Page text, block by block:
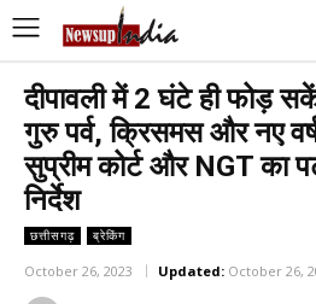
दीपावली में 2 घंटे ही फोड़
गुरु पर्व, क्रिसमस और नए
सुप्रीम कोर्ट और NGT का
निर्देश
छत्तीसगढ़ ब्रेकिंग
October 26, 2023 Updated: October 26,